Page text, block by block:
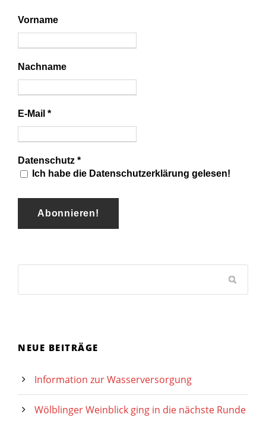
Vorname
Nachname
E-Mail *
Datenschutz *
Ich habe die Datenschutzerklärung gelesen!
NEUE BEITRÄGE
Information zur Wasserversorgung
Wölblinger Weinblick ging in die nächste Runde